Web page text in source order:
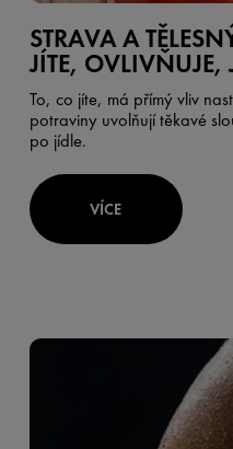
STRAVA A
JÍTE, OVLIVŇUJE,
To, co jíte, má přímý vliv
potraviny uvolňují těkavé
po jídle.
VÍCE